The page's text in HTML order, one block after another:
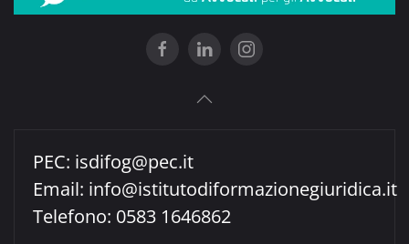
PEC: isdifog@pec.it
Email: info@istitutodiformazionegiuridica.it
Telefono: 0583 1646862